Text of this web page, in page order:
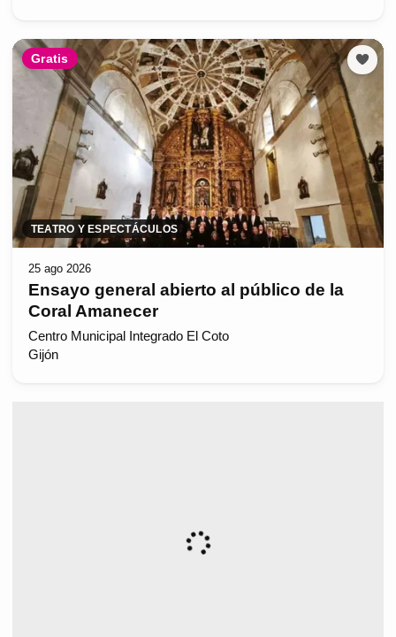
Gratis
TEATRO Y ESPECTÁCULOS
25 ago 2026
Ensayo general abierto al público de la
Coral Amanecer
Centro Municipal Integrado El Coto
Gijón